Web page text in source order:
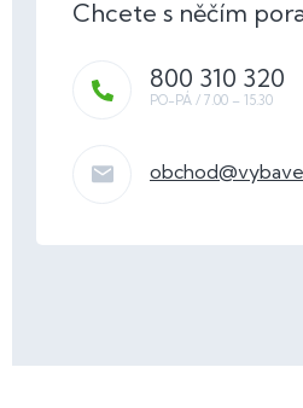
obchod@
800 310 320